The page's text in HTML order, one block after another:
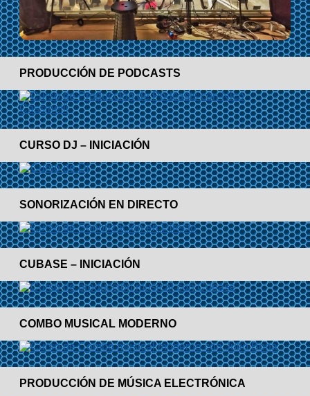
PRODUCCIÓN DE PODCASTS
CURSO DJ – INICIACIÓN
SONORIZACIÓN EN DIRECTO
CUBASE – INICIACIÓN
COMBO MUSICAL MODERNO
PRODUCCIÓN DE MÚSICA ELECTRÓNICA